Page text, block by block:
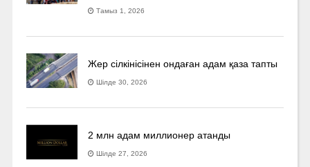
Тамыз 1, 2026
Жер сілкінісінен ондаған адам қаза тапты
Шілде 30, 2026
2 млн адам миллионер атанды
Шілде 27, 2026